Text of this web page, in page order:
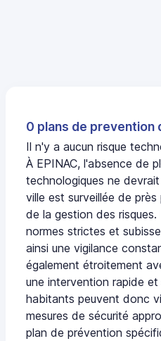
0 plans de prevention
Il n'y a aucun risque
À EPINAC, l'absence de
technologiques ne
ville est surveillée de
de la gestion des
normes strictes et
ainsi une vigilance
également étroitement
une intervention rapide
habitants peuvent donc
mesures de sécurité
plan de prévention